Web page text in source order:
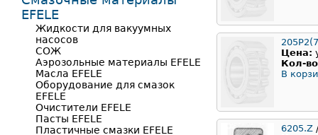
Цена:
Кол-
В
6205.Z
EFELE
Жидкости для вакуумных
насосов
СОЖ
Аэрозольные материалы EFELE
Масла EFELE
Оборудование для смазок
EFELE
Очистители EFELE
Пасты EFELE
Пластичные смазки EFELE